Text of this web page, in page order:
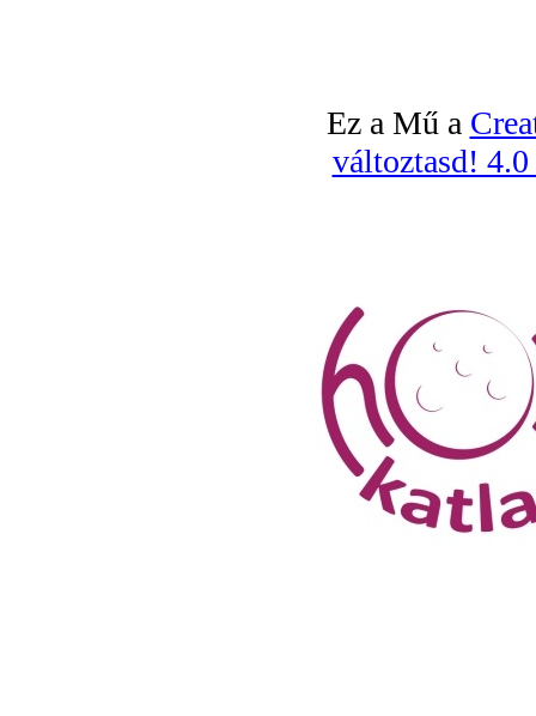
Ez a Mű a
változtasd!